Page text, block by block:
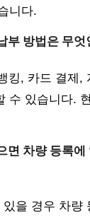
니다.
부 방법은 무엇
킹, 카드 결제,
수 있습니다.
면 차량 등록에
을 경우 차량